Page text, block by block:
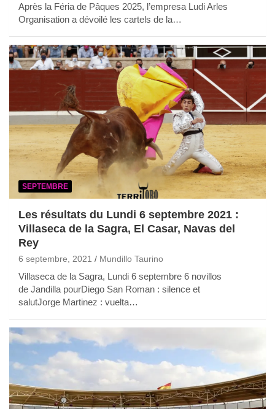
Après la Féria de Pâques 2025, l’empresa Ludi Arles
Organisation a dévoilé les cartels de la…
SEPTEMBRE
Les résultats du Lundi 6 septembre 2021 :
Villaseca de la Sagra, El Casar, Navas del
Rey
6 septembre, 2021 Mundillo Taurino
Villaseca de la Sagra, Lundi 6 septembre 6 novillos
de Jandilla pourDiego San Roman : silence et
salutJorge Martinez : vuelta…